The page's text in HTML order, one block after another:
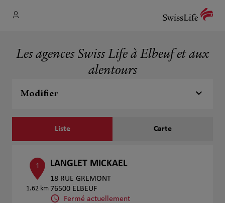
Les agences Swiss Life à Elbeuf et aux
alentours
Modifier
Liste Carte
1
1.62 km
LANGLET MICKAEL
18 RUE GREMONT
76500 ELBEUF
Fermé actuellement